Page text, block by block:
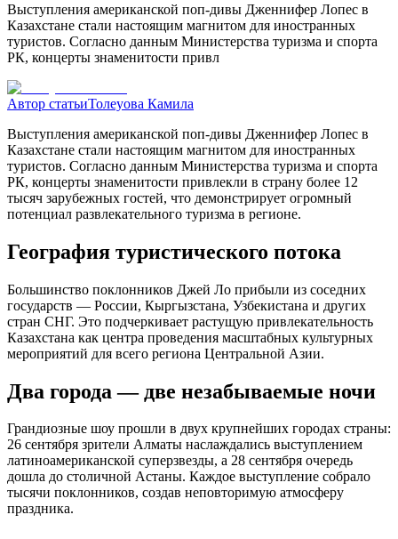
Выступления американской поп-дивы Дженнифер Лопес в
Казахстане стали настоящим магнитом для иностранных
туристов. Согласно данным Министерства туризма и спорта
РК, концерты знаменитости привл
Автор статьиТолеуова Камила
Выступления американской поп-дивы Дженнифер Лопес в
Казахстане стали настоящим магнитом для иностранных
туристов. Согласно данным Министерства туризма и спорта
РК, концерты знаменитости привлекли в страну более 12
тысяч зарубежных гостей, что демонстрирует огромный
потенциал развлекательного туризма в регионе.
География туристического потока
Большинство поклонников Джей Ло прибыли из соседних
государств — России, Кыргызстана, Узбекистана и других
стран СНГ. Это подчеркивает растущую привлекательность
Казахстана как центра проведения масштабных культурных
мероприятий для всего региона Центральной Азии.
Два города — две незабываемые ночи
Грандиозные шоу прошли в двух крупнейших городах страны:
26 сентября зрители Алматы наслаждались выступлением
латиноамериканской суперзвезды, а 28 сентября очередь
дошла до столичной Астаны. Каждое выступление собрало
тысячи поклонников, создав неповторимую атмосферу
праздника.